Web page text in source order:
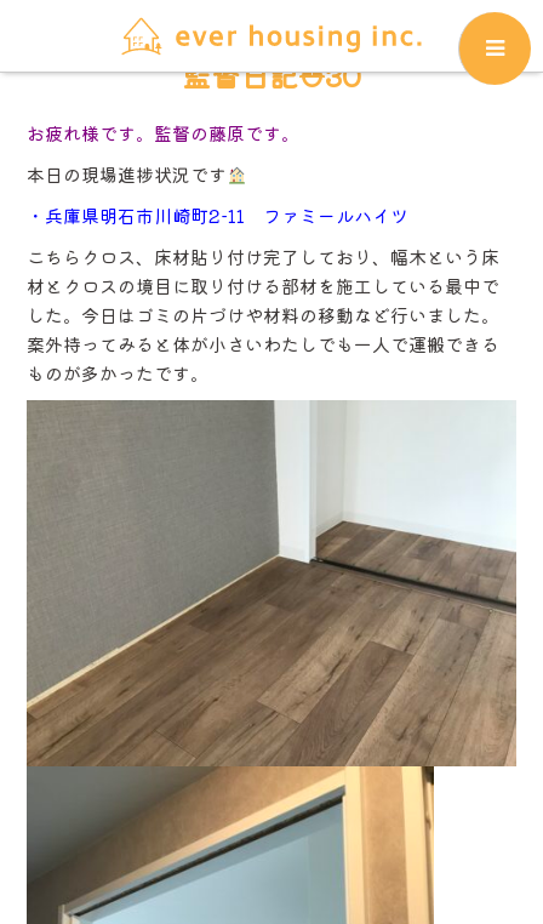
監督日記⛑30
お疲れ様です。監督の藤原です。
本日の現場進捗状況です
・兵庫県明石市川崎町2-11 ファミールハイツ
こちらクロス、床材貼り付け完了しており、幅木という床
材とクロスの境目に取り付ける部材を施工している最中で
した。今日はゴミの片づけや材料の移動など行いました。
案外持ってみると体が小さいわたしでも一人で運搬できる
ものが多かったです。